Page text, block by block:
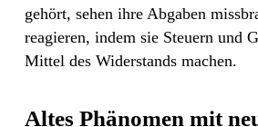
gehört, sehen ihre Abgaben
reagieren, indem sie Steuern und
Mittel des Widerstands machen.
Altes Phänomen mit